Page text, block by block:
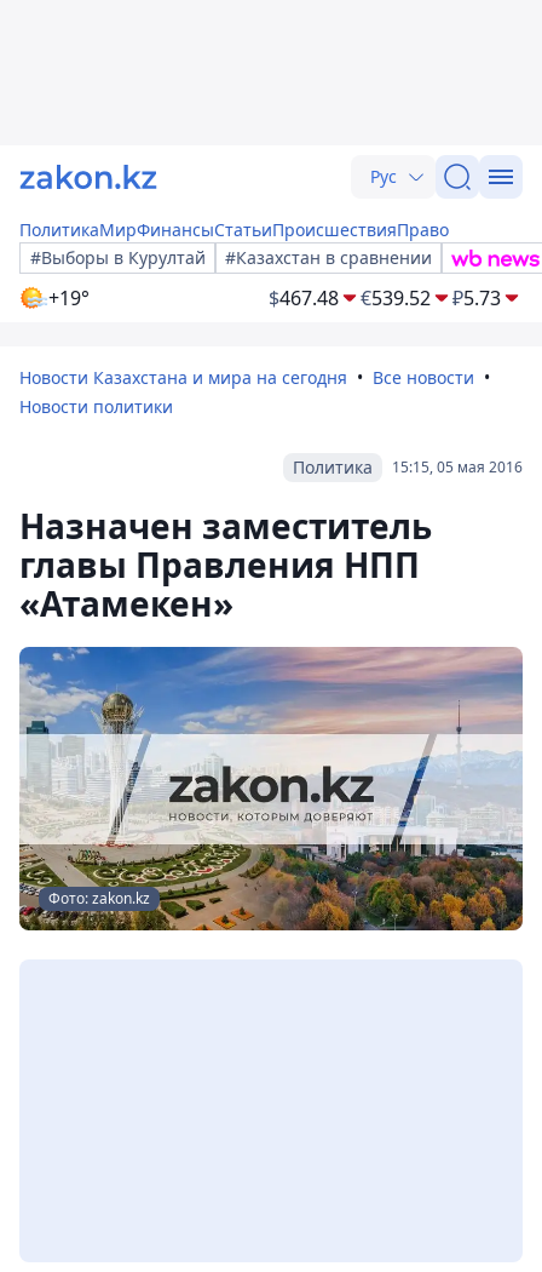
Рус
ПолитикаМирФинансыСтатьиПроисшествияПраво
#Выборы в Курултай
#Казахстан в сравнении
+19° $467.48 €539.52 ₽5.73
Новости Казахстана и мира на сегодня
Все новости
Новости политики
15:15, 05 мая 2016
Политика
Назначен заместитель
главы Правления НПП
«Атамекен»
Фото: zakon.kz